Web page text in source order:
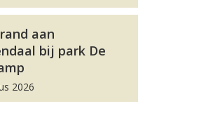
aan
bij park De
2026